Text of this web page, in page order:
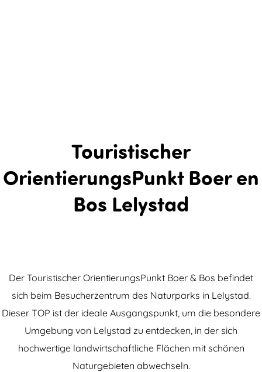
Touristischer
OrientierungsPunkt Boer en
Bos Lelystad
Der Touristischer OrientierungsPunkt Boer & Bos befindet
sich beim Besucherzentrum des Naturparks in Lelystad.
Dieser TOP ist der ideale Ausgangspunkt, um die besondere
Umgebung von Lelystad zu entdecken, in der sich
hochwertige landwirtschaftliche Flächen mit schönen
Naturgebieten abwechseln.